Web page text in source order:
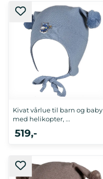
2-4 år
Kivat vårlue til barn og baby
med helikopter, ...
0-1 år, 5-10 år
519,-